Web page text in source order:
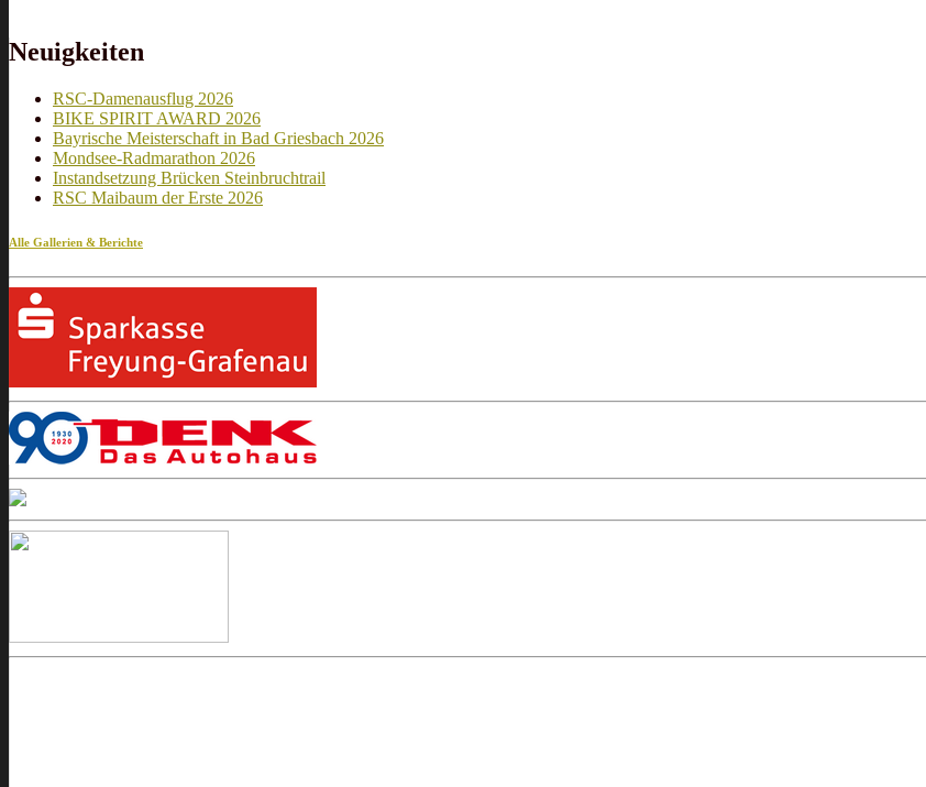
Neuigkeiten
RSC-Damenausflug 2026
BIKE SPIRIT AWARD 2026
Bayrische Meisterschaft in Bad Griesbach 2026
Mondsee-Radmarathon 2026
Instandsetzung Brücken Steinbruchtrail
RSC Maibaum der Erste 2026
Alle Gallerien & Berichte